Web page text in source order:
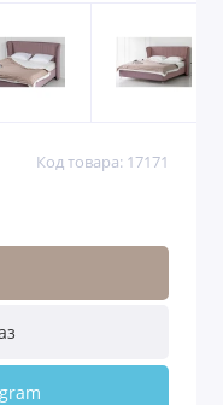
Код товара: 17171